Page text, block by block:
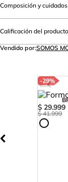
Composición y cuidados
Calificación del producto
Vendido por:SOMOS
-29%
$ 29.999
$ 41.999